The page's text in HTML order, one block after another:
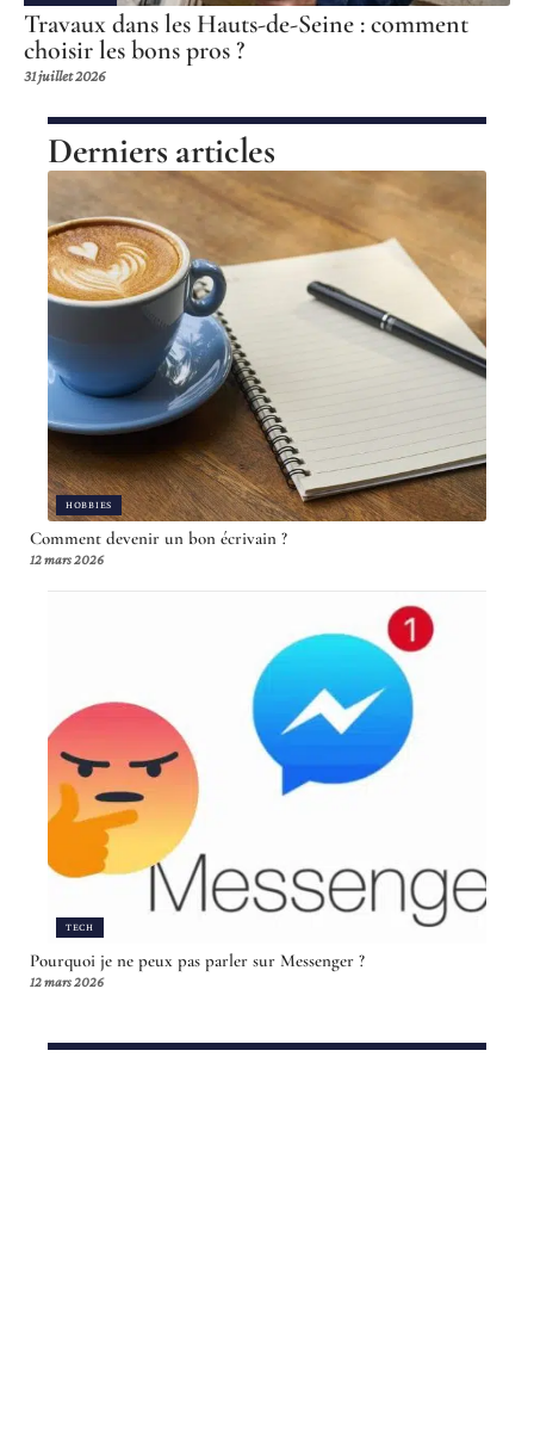
Travaux dans les Hauts-de-Seine : comment
choisir les bons pros ?
31 juillet 2026
Derniers articles
HOBBIES
Comment devenir un bon écrivain ?
12 mars 2026
TECH
Pourquoi je ne peux pas parler sur Messenger ?
12 mars 2026